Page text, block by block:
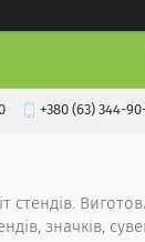
+380 (63) 344-
стендів.
значків,